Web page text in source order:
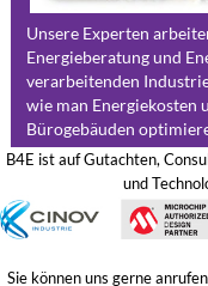
Unsere Experten
Energieberatung und
verarbeitenden
wie man Energiekosten
Bürogebäuden
B4E ist auf Gutachten,
und
Sie können uns gerne